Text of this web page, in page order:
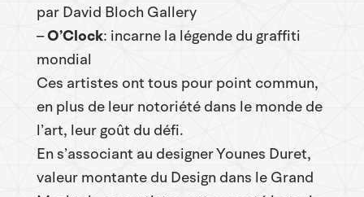
par David Bloch Gallery
–O’Clock: incarne la légende du graffiti
mondial
Ces artistes ont tous pour point commun,
en plus de leur notoriété dans le monde de
l’art, leur goût du défi.
En s’associant au designer Younes Duret,
valeur montante du Design dans le Grand